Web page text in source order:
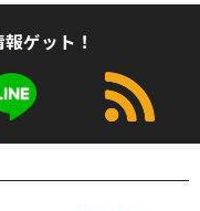
ゲット！